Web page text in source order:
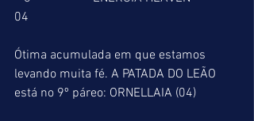
04
Ótima acumulada em que estamos
levando muita fé. A PATADA DO LEÃO
está no 9º páreo: ORNELLAIA (04)